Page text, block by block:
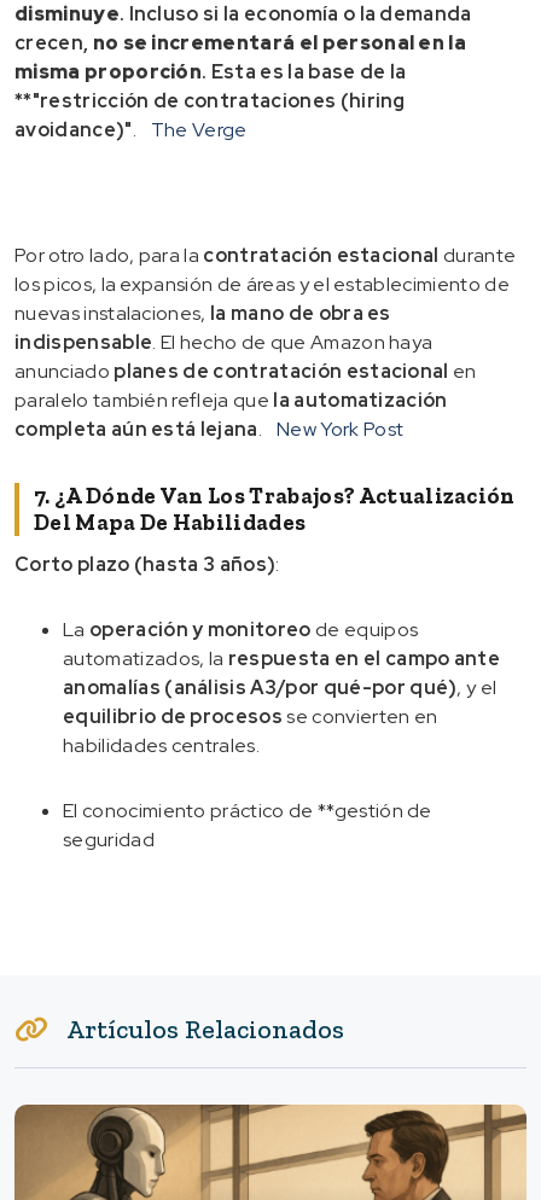
disminuye. Incluso si la economía o la demanda
crecen, no se incrementará el personal en la
misma proporción. Esta es la base de la
**"restricción de contrataciones (hiring
avoidance)". The Verge
Por otro lado, para la contratación estacional durante
los picos, la expansión de áreas y el establecimiento de
nuevas instalaciones, la mano de obra es
indispensable. El hecho de que Amazon haya
anunciado planes de contratación estacional en
paralelo también refleja que la automatización
completa aún está lejana. New York Post
7. ¿A Dónde Van Los Trabajos? Actualización
Del Mapa De Habilidades
Corto plazo (hasta 3 años):
La operación y monitoreo de equipos
automatizados, la respuesta en el campo ante
anomalías (análisis A3/por qué-por qué), y el
equilibrio de procesosse convierten en
habilidades centrales.
El conocimiento práctico de **gestión de
seguridad
Artículos Relacionados